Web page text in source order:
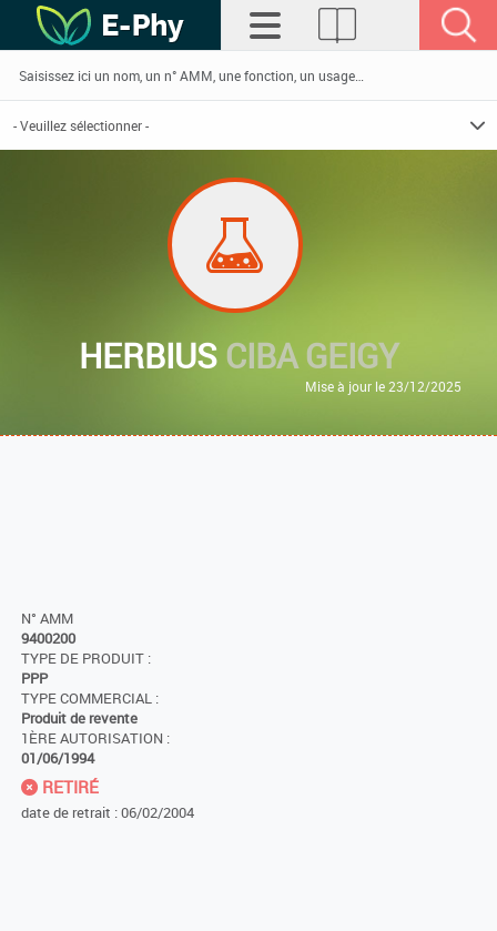
HERBIUSCIBA GEIGY
Mise à jour le 23/12/2025
N° AMM
9400200
TYPE DE PRODUIT :
PPP
TYPE COMMERCIAL :
Produit de revente
1ÈRE AUTORISATION :
01/06/1994
RETIRÉ
date de retrait : 06/02/2004